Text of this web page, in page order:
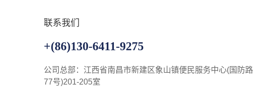
联系我们
+(86)130-6411-9275
公司总部：江西省南昌市新建区象山镇便民服务中心(国防路
77号)201-205室